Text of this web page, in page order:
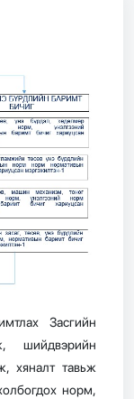
Засгийн
шийдвэрийн
хяналт тавьж
норм,